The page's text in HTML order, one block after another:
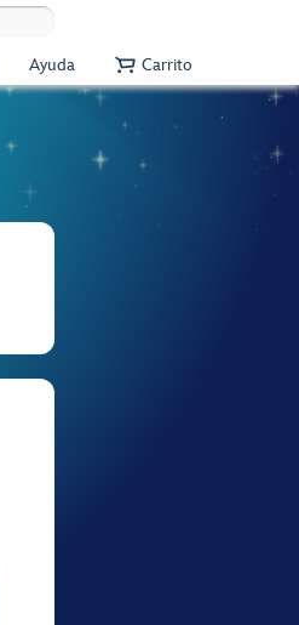
Ayuda Carrito